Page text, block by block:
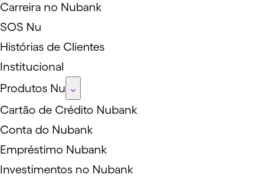
Carreira no Nubank
SOS Nu
Histórias de Clientes
Institucional
Produtos Nu
Cartão de Crédito Nubank
Conta do Nubank
Empréstimo Nubank
Investimentos no Nubank